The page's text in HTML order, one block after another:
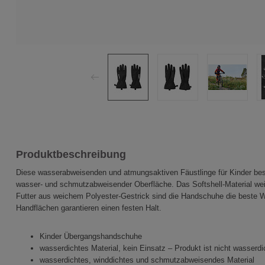
Produktbeschreibung
Diese wasserabweisenden und atmungsaktiven Fäustlinge für Kinder
wasser- und schmutzabweisender Oberfläche. Das Softshell-Material
Futter aus weichem Polyester-Gestrick sind die Handschuhe die beste
Handflächen garantieren einen festen Halt.
Kinder Übergangshandschuhe
wasserdichtes Material, kein Einsatz – Produkt ist nicht
wasserdichtes, winddichtes und schmutzabweisendes Material